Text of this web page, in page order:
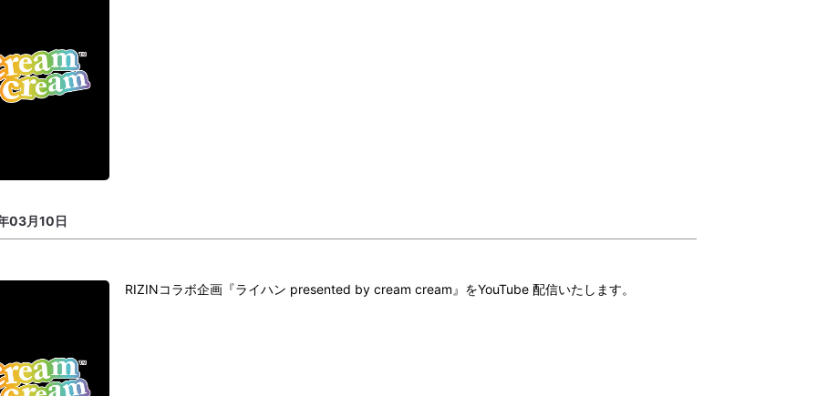
03月10日
RIZINコラボ企画『ライハン presented by cream cream』をYouTube 配信いたします。